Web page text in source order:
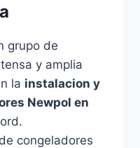
grupo de
y amplia
la instalacion y
Newpol en
congeladores